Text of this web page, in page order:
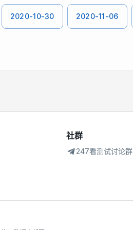
2020-10-30 2020-11-06
社群
247看测试讨论群